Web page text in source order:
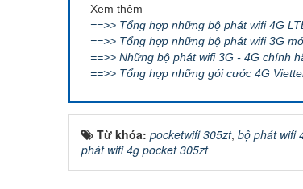
Xem thêm
==>> Tổng hợp những bộ phát wifi 4G
==>> Tổng hợp những bộ phát wifi 3G
==>> Những bộ phát wifi 3G - 4G chính
==>> Tổng hợp những gói cước 4G
Từ khóa: pocketwifi 305zt, bộ phát wifi
phát wifi 4g pocket 305zt